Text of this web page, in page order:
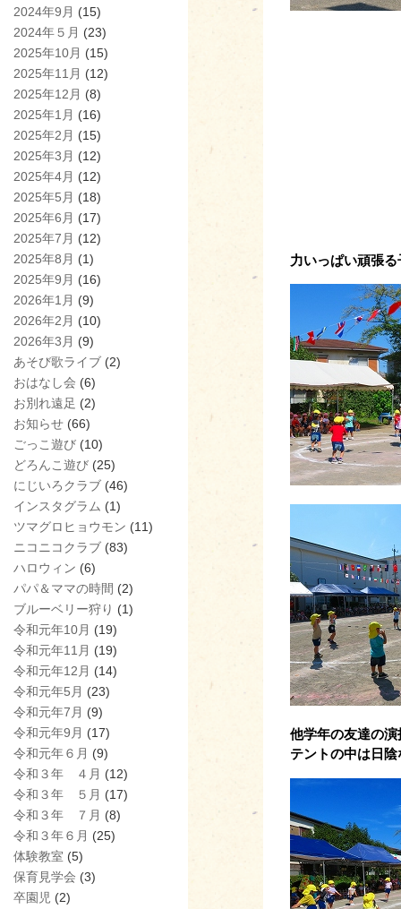
2024年9月 (15)
2024年５月 (23)
2025年10月 (15)
2025年11月 (12)
2025年12月 (8)
2025年1月 (16)
2025年2月 (15)
2025年3月 (12)
2025年4月 (12)
2025年5月 (18)
2025年6月 (17)
2025年7月 (12)
2025年8月 (1)
2025年9月 (16)
2026年1月 (9)
2026年2月 (10)
2026年3月 (9)
あそび歌ライブ (2)
おはなし会 (6)
お別れ遠足 (2)
お知らせ (66)
ごっこ遊び (10)
どろんこ遊び (25)
にじいろクラブ (46)
インスタグラム (1)
ツマグロヒョウモン (11)
ニコニコクラブ (83)
ハロウィン (6)
パパ＆ママの時間 (2)
ブルーベリー狩り (1)
令和元年10月 (19)
令和元年11月 (19)
令和元年12月 (14)
令和元年5月 (23)
令和元年7月 (9)
令和元年9月 (17)
令和元年６月 (9)
令和３年 ４月 (12)
令和３年 ５月 (17)
令和３年 ７月 (8)
令和３年６月 (25)
体験教室 (5)
保育見学会 (3)
卒園児 (2)
力いっぱい頑張
他学年の友達の
テントの中は日